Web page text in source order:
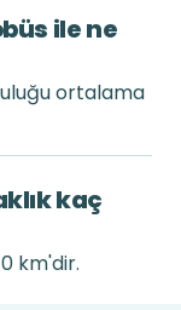
ile ne
ortalama
kaç
km'dir.